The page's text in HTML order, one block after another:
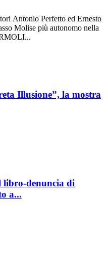
Antonio Perfetto ed Ernesto
Molise più autonomo nella
Illusione”, la mostra
libro-denuncia di
a...